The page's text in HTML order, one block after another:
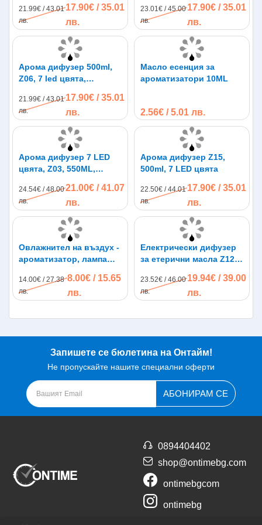
светлини
21.99€ / 43.01
лв.
17.90€ / 35.01
лв.
23.01€ / 45.00
лв.
17.90€ / 35.01
лв.
Арома дифузер 500ml,
Z06, 7 led цвята,
21.99€ / 43.01
лв.
17.90€ / 35.01
лв.
Масло есенция за
ароматизатори 10ML
2.56€ / 5.01 лв.
Арома дифузер 7 LED
цвята, Z03, 550ML,
24.54€ / 48.00
лв.
21.00€ / 41.07
лв.
Арома дифузер Z15,
500ml, 7 LED цвята
22.50€ / 44.01
лв.
17.90€ / 35.01
лв.
Овлажнител на въздух -
ароматизатор, лампа
14.00€ / 27.38
лв.
8.00€ / 15.65
лв.
Електрически дифузер
за етерични масла Z12 -
23.52€ / 46.00
лв.
19.94€ / 39.00
лв.
Запишете се бюлетина на Онтайм!
Не пропускайте нашите специални оферти
АБОНИРАМ СЕ
0894404402
shop@ontimebg.com
ontimebgcom
ontimebg